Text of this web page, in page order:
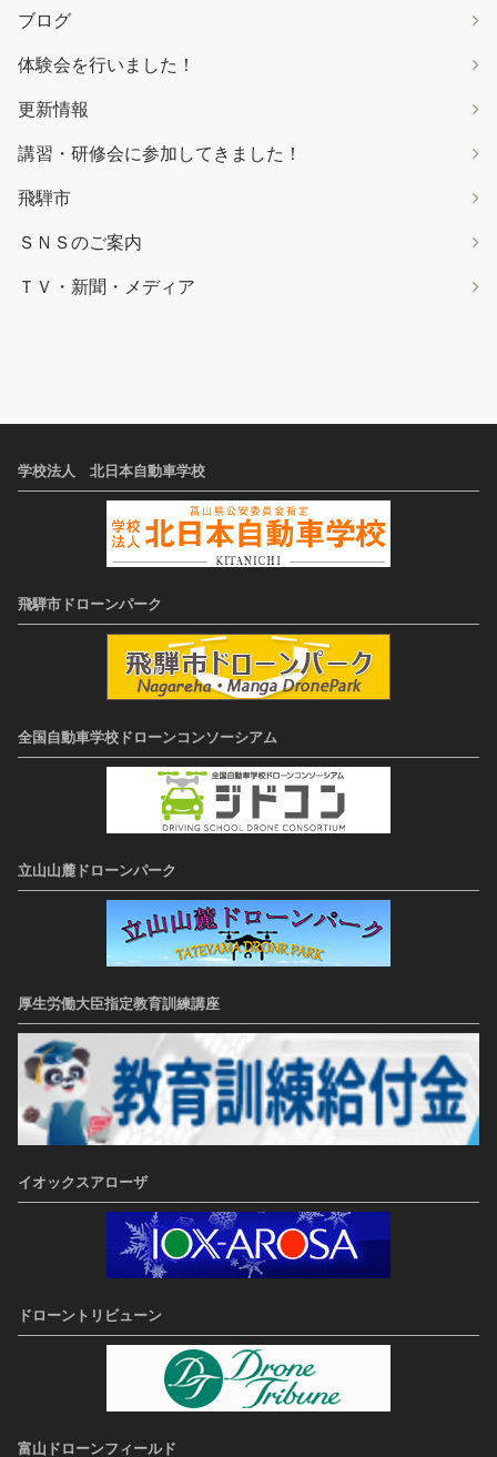
ブログ
体験会を行いました！
更新情報
講習・研修会に参加してきました！
飛騨市
ＳＮＳのご案内
ＴＶ・新聞・メディア
学校法人 北日本自動車学校
飛騨市ドローンパーク
全国自動車学校ドローンコンソーシアム
立山山麓ドローンパーク
厚生労働大臣指定教育訓練講座
イオックスアローザ
ドローントリビューン
富山ドローンフィールド